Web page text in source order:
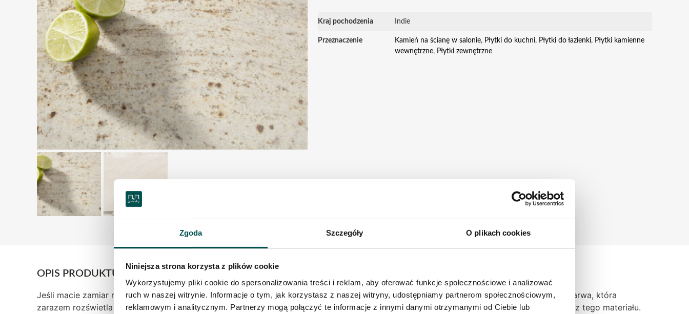
Zgoda Szczegóły O plikach cookies
Niniejsza strona korzysta z plików cookie
Wykorzystujemy pliki cookie do spersonalizowania treści i reklam, aby oferować funkcje społecznościowe i analizować
ruch w naszej witrynie. Informacje o tym, jak korzystasz z naszej witryny, udostępniamy partnerom społecznościowym,
reklamowym i analitycznym. Partnerzy mogą połączyć te informacje z innymi danymi otrzymanymi od Ciebie lub
Kraj pochodzenia Indie
Przeznaczenie Kamień na ścianę w salonie, Płytki do kuchni, Płytki do łazienki, Płytki kamienne
wewnętrzne, Płytki zewnętrzne
OPIS PRODUKTU
Jeśli macie zamiar rozświetlić pomieszczenie – blaty granitowe wykonane z granitu Ivory Cream będą słusznym wyborem. Lekka, jasna barwa, która
zarazem rozświetla się przepięknie przy dziennym świetle – zawsze poprawi nam humor. Parapety granitowe – śmiało można je wykonać z tego materiału.